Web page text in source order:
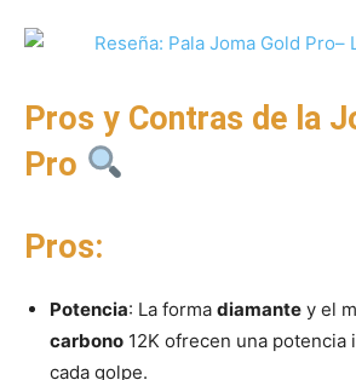
Pros y Contras de la
Pro
Pros:
Potencia: La forma diamante y el
carbono 12K ofrecen una potencia
cada golpe.